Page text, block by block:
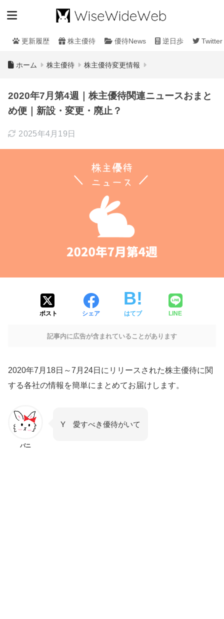
更新履歴 株主優待 優待News 逆日歩 Twitter
ホーム 株主優待 株主優待変更情報
2020年7月第4週｜株主優待関連ニュースおまと
め便｜新設・変更・廃止？
2025年4月19日
ポスト シェア はてブ LINE
記事内に広告が含まれていることがあります
2020年7月18日～7月24日にリリースされた株主優待に関
する各社の情報を簡単にまとめてお届けします。
バニ
Y 愛すべき優待がいて